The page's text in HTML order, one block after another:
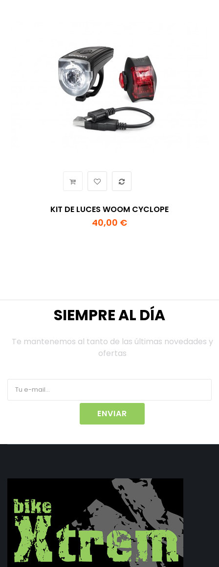
KIT DE LUCES WOOM CYCLOPE
40,00 €
SIEMPRE AL DÍA
Te mantenemos al tanto de las últimas novedades y
ofertas
ENVIAR